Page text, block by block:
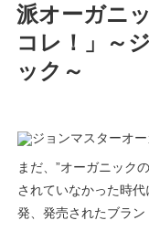
派オーガニ
コレ！」～
ック～
まだ、”オーガニック
されていなかった時
発、発売されたブラ